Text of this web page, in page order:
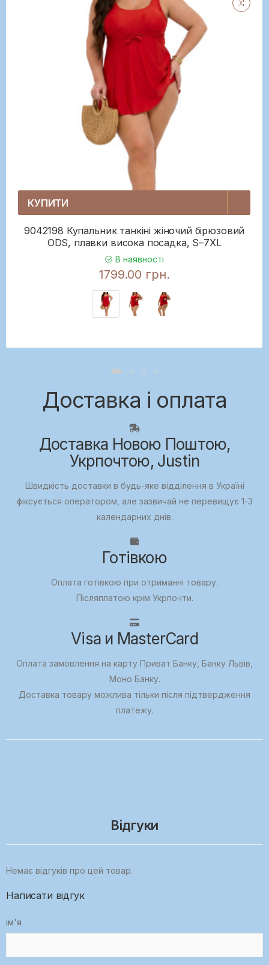
КУПИТИ
9042198 Купальник танкіні жіночий бірюзовий
ODS, плавки висока посадка, S–7XL
В наявності
1799.00 грн.
Доставка і оплата
Доставка Новою Поштою,
Укрпочтою, Justin
Швидкість доставки в будь-яке відділення в Україні
фіксується оператором, але зазвичай не перевищує 1-3
календарних днів.
Готівкою
Оплата готівкою при отриманні товару.
Післяплатою крім Укрпочти.
Visa и MasterCard
Оплата замовлення на карту Приват Банку, Банку Львів,
Моно Банку.
Доставка товару можлива тільки після підтвердження
платежу.
Відгуки
Немає відгуків про цей товар.
Написати відгук
ім'я